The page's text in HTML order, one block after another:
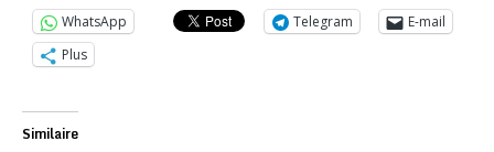
WhatsApp Telegram
E-mail
Plus
Similaire